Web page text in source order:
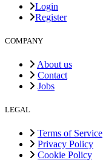
Login
Register
COMPANY
About us
Contact
Jobs
LEGAL
Terms of Service
Privacy Policy
Cookie Policy